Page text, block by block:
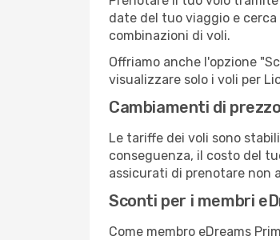
date del tuo viaggio e
combinazioni di voli.
Offriamo anche l'opzione
visualizzare solo i voli per
Cambiamenti di
Le tariffe dei voli sono
conseguenza, il costo del
assicurati di prenotare non
Sconti per i membri
Come membro eDreams